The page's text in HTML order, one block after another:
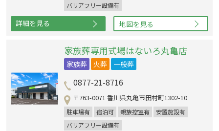
バリアフリー設備有
詳細を見る 地図を見る
家族葬専用式場はないろ丸亀店
家族葬 火葬 一般葬
0877-21-8716
〒763-0071 香川県丸亀市田村町1302-10
駐車場有 宿泊可 親族控室有
安置施設有
バリアフリー設備有